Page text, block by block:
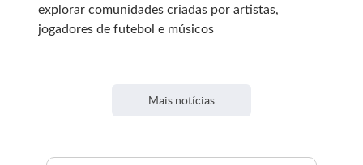
explorar comunidades criadas por artistas,
jogadores de futebol e músicos
Mais notícias